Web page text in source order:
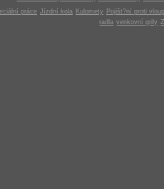
práce Jízdní kola Kulomety
Pojišt?ní proti
radla venkovní grily